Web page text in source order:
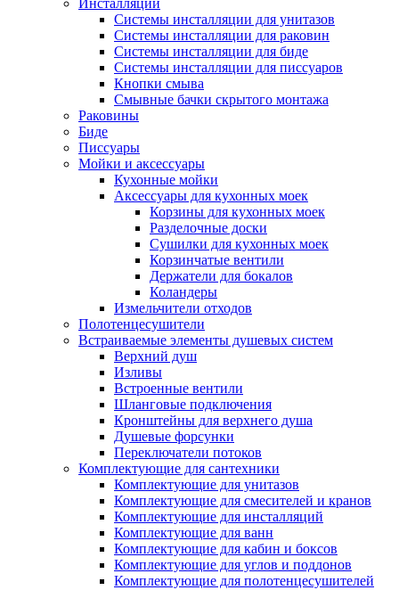
Инсталляции
Системы инсталляции для унитазов
Системы инсталляции для раковин
Системы инсталляции для биде
Системы инсталляции для писсуаров
Кнопки смыва
Смывные бачки скрытого монтажа
Раковины
Биде
Писсуары
Мойки и аксессуары
Кухонные мойки
Аксессуары для кухонных моек
Корзины для кухонных моек
Разделочные доски
Сушилки для кухонных моек
Корзинчатые вентили
Держатели для бокалов
Коландеры
Измельчители отходов
Полотенцесушители
Встраиваемые элементы душевых систем
Верхний душ
Изливы
Встроенные вентили
Шланговые подключения
Кронштейны для верхнего душа
Душевые форсунки
Переключатели потоков
Комплектующие для сантехники
Комплектующие для унитазов
Комплектующие для смесителей и кранов
Комплектующие для инсталляций
Комплектующие для ванн
Комплектующие для кабин и боксов
Комплектующие для углов и поддонов
Комплектующие для полотенцесушителей